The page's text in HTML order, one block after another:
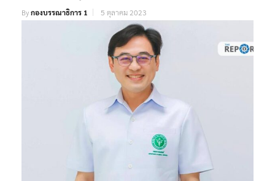
Byกองบรรณาธิการ 1 5 ตุลาคม 2023